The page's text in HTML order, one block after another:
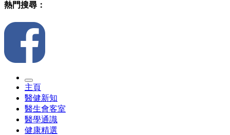
熱門搜尋：
主頁
醫健新知
醫生會客室
醫學通識
健康精選